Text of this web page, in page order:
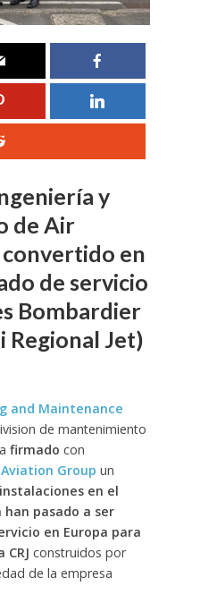
y
de Air
en
de servicio
Bombardier
Regional Jet)
and Maintenance
de mantenimiento
firmado con
Group un
en el
pasado a ser
en Europa para
construidos por
de la empresa